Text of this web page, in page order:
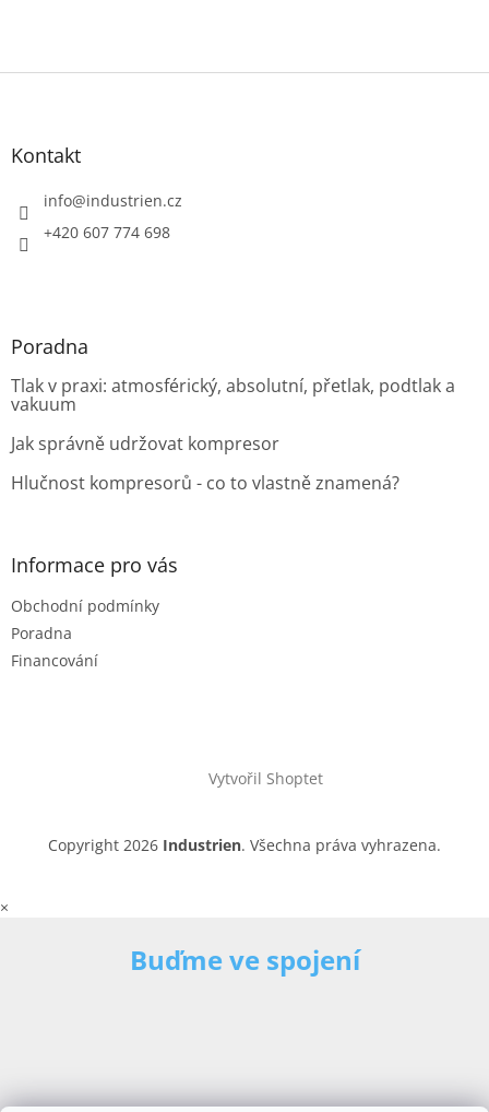
Z
Kontakt
info@industrien.cz
+420 607 774 698
Poradna
Tlak v praxi: atmosférický, absolutní, přetlak, podtlak a
vakuum
Jak správně udržovat kompresor
Hlučnost kompresorů - co to vlastně znamená?
Informace pro vás
Obchodní podmínky
Poradna
Financování
Vytvořil Shoptet
Copyright 2026 Industrien. Všechna práva vyhrazena.
×
Buďme ve spojení